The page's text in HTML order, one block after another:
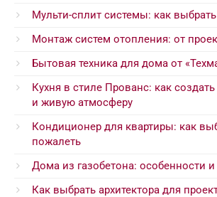
Мульти-сплит системы: как
Монтаж систем отопления: от
Бытовая техника для дома от
Кухня в стиле Прованс: как
и живую атмосферу
Кондиционер для квартиры: как
пожалеть
Дома из газобетона: особенности
Как выбрать архитектора для